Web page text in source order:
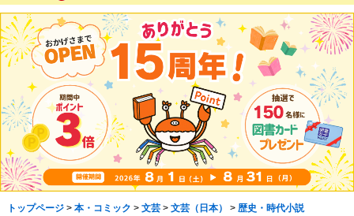
トップページ> 本・コミック > 文芸> 文芸（日本） > 歴史・時代小説